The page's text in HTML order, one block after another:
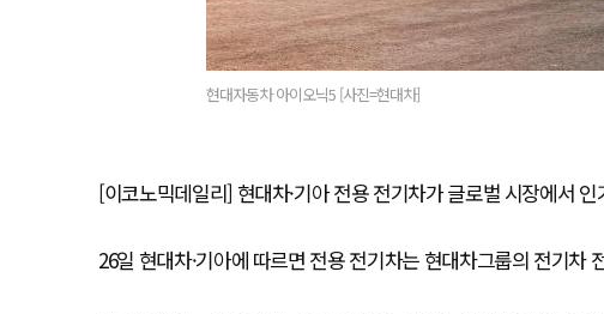
현대자동차 아이오닉5 [사진=현대차]
[이코노믹데일리] 현대차·기아 전용 전기차가 글로벌 시장에서
26일 현대차·기아에 따르면 전용 전기차는 현대차그룹의 전기차